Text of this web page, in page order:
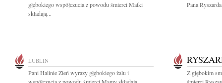
głębokiego współczucia z powodu śmierci Matki
składają...
Pana
LUBLIN
Pani Halinie Zień wyrazy głębokiego żalu i
Z głębokim